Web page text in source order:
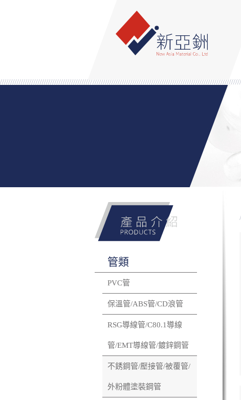
管類
PVC管
保溫管/ABS管/CD浪管
RSG導線管/C80.1導線
管/EMT導線管/鍍鋅鋼管
不銹鋼管/壓接管/被覆管/
外粉體塗裝鋼管